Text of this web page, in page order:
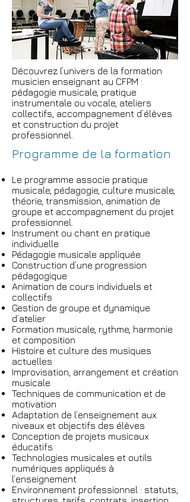
Découvrez l’univers de la formation
musicien enseignant au CFPM :
pédagogie musicale, pratique
instrumentale ou vocale, ateliers
collectifs, accompagnement d’élèves
et construction du projet
professionnel.
Programme de la formation
Le programme associe pratique
musicale, pédagogie, culture musicale,
théorie, transmission, animation de
groupe et accompagnement du projet
professionnel.
Instrument ou chant en pratique
individuelle
Pédagogie musicale appliquée
Construction d’une progression
pédagogique
Animation de cours individuels et
collectifs
Gestion de groupe et dynamique
d’atelier
Formation musicale, rythme, harmonie
et composition
Histoire et culture des musiques
actuelles
Improvisation, arrangement et création
musicale
Techniques de communication et de
motivation
Adaptation de l’enseignement aux
niveaux et objectifs des élèves
Conception de projets musicaux
éducatifs
Technologies musicales et outils
numériques appliqués à
l’enseignement
Environnement professionnel : statuts,